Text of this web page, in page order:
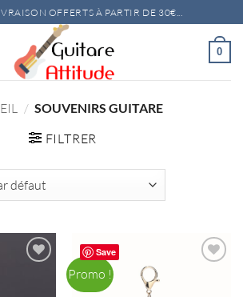
OFFERTS À PARTIR DE 30€...
0
/ SOUVENIRS GUITARE
FILTRER
Save
Promo !